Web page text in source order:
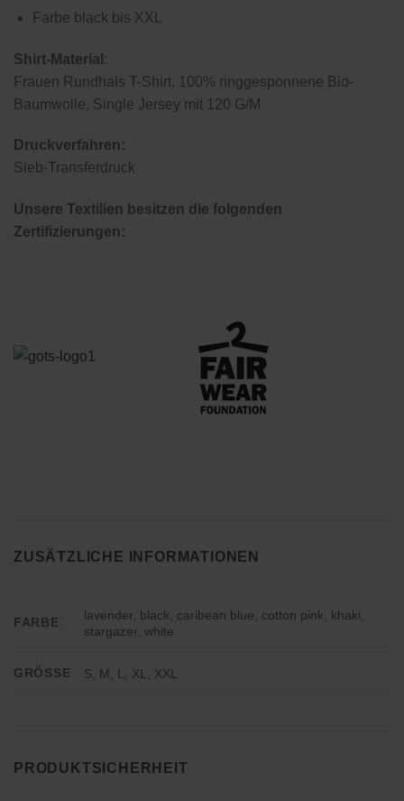
Farbe black bis XXL
Shirt-Material :
Frauen Rundhals T-Shirt, 100% ringgesponnene Bio-
Baumwolle, Single Jersey mit 120 G/M
Druckverfahren:
Sieb-Transferdruck
Unsere Textilien besitzen die folgenden
Zertifizierungen:
ZUSÄTZLICHE INFORMATIONEN
FARBE
lavender, black, caribean blue, cotton pink, khaki,
stargazer, white
GRÖSSE S, M, L, XL, XXL
PRODUKTSICHERHEIT